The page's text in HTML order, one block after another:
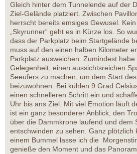
Gleich hinter dem Tunnelende auf der
Ziel-Gelände platziert. Zwischen
herrscht bereits emsiges Gewusel.
„Skyrunner“ geht es in Kürze los. So
dass der Parkplatz beim Startgelände
muss auf den einen halben Kilometer
Parkplatz ausweichen. Zumindest habe
Gelegenheit, einen aussichtsreichen
Seeufers zu machen, um dem Start des
beizuwohnen. Bei kühlen 9 Grad
einen schnelleren Schritt ein und
Uhr bis ans Ziel. Mit viel Emotion läuft
ist ein ganz besonderer Anblick, den
über die Dammkrone laufend und dem
entschwinden zu sehen. Ganz plötzlich
einem Bummel lasse ich die
genieße den Moment und das